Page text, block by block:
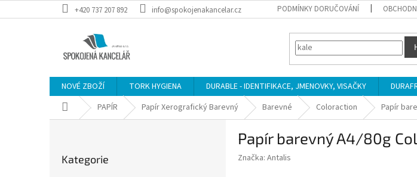
na
+420 737 207 892 info@spokojenakancelar.cz PODMÍNKY DORUČOVÁNÍ
NOVÉ ZBOŽÍ TORK HYGIENA DURABLE - IDENTIFIKACE, JMENOVKY, VISAČKY
Domů PAPÍR Papír Xerografický Barevný Barevné Coloraction Papír
kategorie
Kategorie
Papír barevný A4/80g
Značka: Antalis